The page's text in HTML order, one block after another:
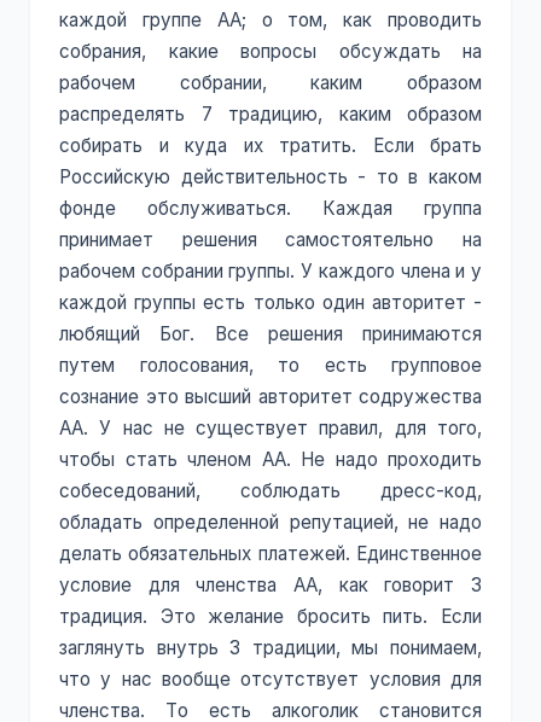
каждой группе АА; о том, как проводить
собрания, какие вопросы обсуждать на
рабочем собрании, каким образом
распределять 7 традицию, каким образом
собирать и куда их тратить. Если брать
Российскую действительность - то в каком
фонде обслуживаться. Каждая группа
принимает решения самостоятельно на
рабочем собрании группы. У каждого члена и у
каждой группы есть только один авторитет -
любящий Бог. Все решения принимаются
путем голосования, то есть групповое
сознание это высший авторитет содружества
АА. У нас не существует правил, для того,
чтобы стать членом АА. Не надо проходить
собеседований, соблюдать дресс-код,
обладать определенной репутацией, не надо
делать обязательных платежей. Единственное
условие для членства АА, как говорит 3
традиция. Это желание бросить пить. Если
заглянуть внутрь 3 традиции, мы понимаем,
что у нас вообще отсутствует условия для
членства. То есть алкоголик становится